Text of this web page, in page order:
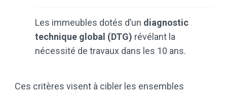
Les immeubles dotés d’un diagnostic
technique global (DTG) révélant la
nécessité de travaux dans les 10 ans.
Ces critères visent à cibler les ensembles